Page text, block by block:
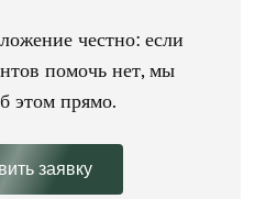
честно: если
помочь нет, мы
этом прямо.
заявку